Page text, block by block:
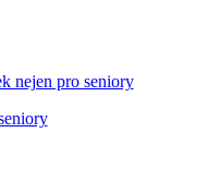
nejen pro seniory